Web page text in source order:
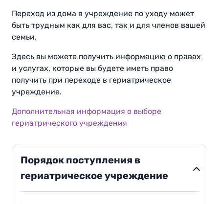
Переход из дома в учреждение по уходу может
быть трудным как для вас, так и для членов вашей
семьи.
Здесь вы можете получить информацию о правах
и услугах, которые вы будете иметь право
получить при переходе в гериатрическое
учреждение.
Дополнительная информация о выборе
гериатрического учреждения
Порядок поступления в
гериатрическое учреждение